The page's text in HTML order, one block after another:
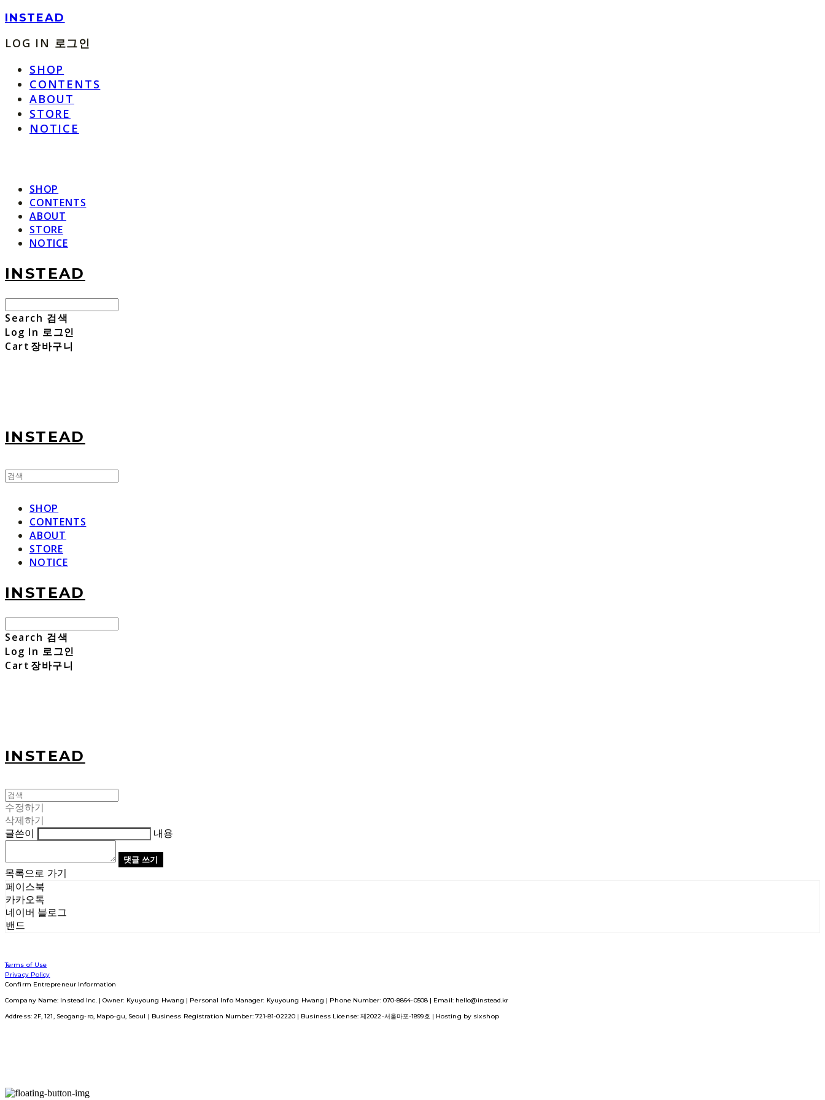
INSTEAD
LOG IN 로그인
SHOP
CONTENTS
ABOUT
STORE
NOTICE
SHOP
CONTENTS
ABOUT
STORE
NOTICE
INSTEAD
Search 검색
Log In 로그인
Cart 장바구니
INSTEAD
SHOP
CONTENTS
ABOUT
STORE
NOTICE
INSTEAD
Search 검색
Log In 로그인
Cart 장바구니
INSTEAD
수정하기
삭제하기
글쓴이
내용
댓글 쓰기
목록으로 가기
페이스북
카카오톡
네이버 블로그
밴드
Terms of Use
Privacy Policy
Confirm Entrepreneur Information
Company Name: Instead Inc. | Owner: Kyuyoung Hwang | Personal Info Manager: Kyuyoung Hwang | Phone Number: 070-8864-0508 | Email: hello@instead.kr
Address: 2F, 121, Seogang-ro, Mapo-gu, Seoul | Business Registration Number: 721-81-02220| Business License:제2022-서울마포-1899호 | Hosting by sixshop